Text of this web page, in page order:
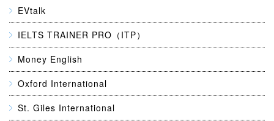
EVtalk
IELTS TRAINER PRO（ITP）
Money English
Oxford International
St. Giles International